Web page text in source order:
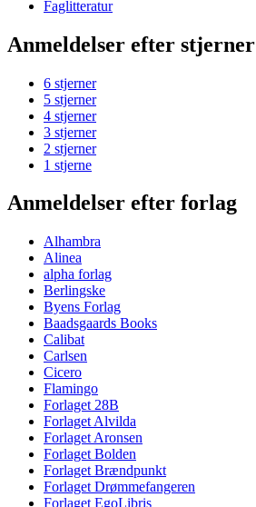
Faglitteratur
Anmeldelser efter stjerner
6 stjerner
5 stjerner
4 stjerner
3 stjerner
2 stjerner
1 stjerne
Anmeldelser efter forlag
Alhambra
Alinea
alpha forlag
Berlingske
Byens Forlag
Baadsgaards Books
Calibat
Carlsen
Cicero
Flamingo
Forlaget 28B
Forlaget Alvilda
Forlaget Aronsen
Forlaget Bolden
Forlaget Brændpunkt
Forlaget Drømmefangeren
Forlaget EgoLibris